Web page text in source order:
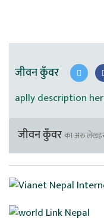
जीवन कुँवर
aplly description
जीवन कुँवरका अरु